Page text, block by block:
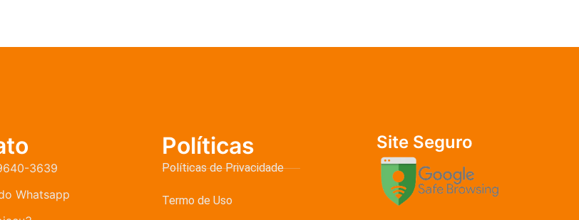
3639
Whatsapp
Políticas
Políticas de Privacidade
Termo de Uso
Site Seguro